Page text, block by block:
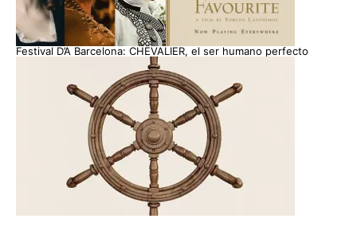
Festival D’A Barcelona: CHEVALIER, el ser humano perfecto